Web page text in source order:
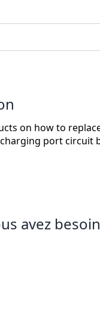
on how to
port circuit
avez besoin